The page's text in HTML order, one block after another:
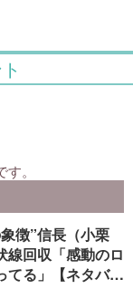
徴”信長（小栗
線回収「感動のロ
てる」【ネタバレ